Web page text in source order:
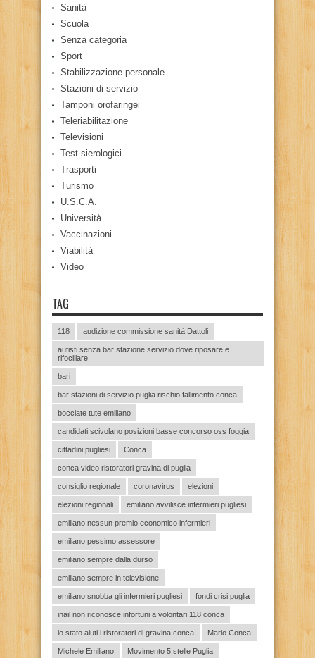
Sanità
Scuola
Senza categoria
Sport
Stabilizzazione personale
Stazioni di servizio
Tamponi orofaringei
Teleriabilitazione
Televisioni
Test sierologici
Trasporti
Turismo
U.S.C.A.
Università
Vaccinazioni
Viabilità
Video
TAG
118 audizione commissione sanità Dattoli
autisti senza bar stazione servizio dove riposare e
rifocillare
bari
bar stazioni di servizio puglia rischio fallimento conca
bocciate tute emiliano
candidati scivolano posizioni basse concorso oss foggia
cittadini pugliesi Conca
conca video ristoratori gravina di puglia
consiglio regionale coronavirus elezioni
elezioni regionali emiliano avvilisce infermieri pugliesi
emiliano nessun premio economico infermieri
emiliano pessimo assessore
emiliano sempre dalla durso
emiliano sempre in televisione
emiliano snobba gli infermieri pugliesi fondi crisi puglia
inail non riconosce infortuni a volontari 118 conca
lo stato aiuti i ristoratori di gravina conca Mario Conca
Michele Emiliano Movimento 5 stelle Puglia